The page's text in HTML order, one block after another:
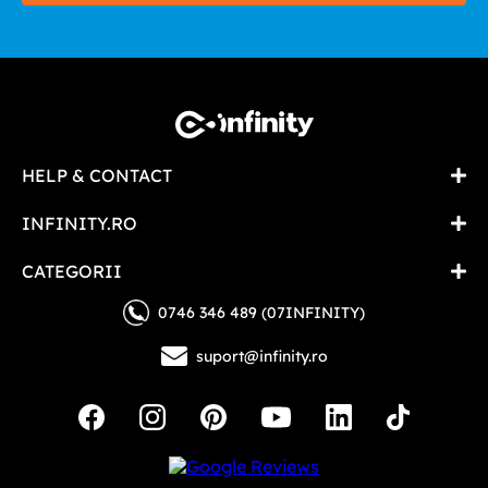
HELP & CONTACT
INFINITY.RO
CATEGORII
0746 346 489 (07INFINITY)
suport@infinity.ro